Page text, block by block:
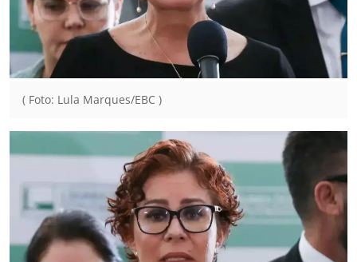
( Foto: Lula Marques/EBC )